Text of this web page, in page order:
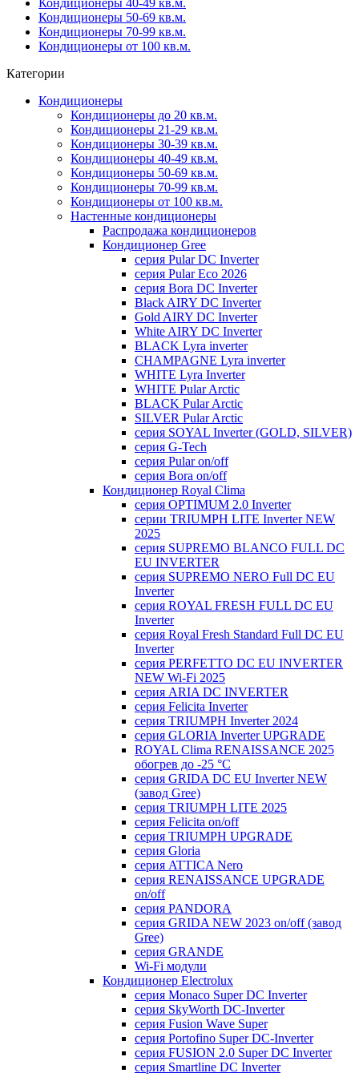
Кондиционеры 50-69 кв.м.
Кондиционеры 70-99 кв.м.
Кондиционеры от 100 кв.м.
Категории
Кондиционеры
Кондиционеры до 20 кв.м.
Кондиционеры 21-29 кв.м.
Кондиционеры 30-39 кв.м.
Кондиционеры 40-49 кв.м.
Кондиционеры 50-69 кв.м.
Кондиционеры 70-99 кв.м.
Кондиционеры от 100 кв.м.
Настенные кондиционеры
Распродажа кондиционеров
Кондиционер Gree
серия Pular DC Inverter
серия Pular Eco 2026
серия Bora DC Inverter
Black AIRY DC Inverter
Gold AIRY DC Inverter
White AIRY DC Inverter
BLACK Lyra inverter
CHAMPAGNE Lyra inverter
WHITE Lyra Inverter
WHITE Pular Arctic
BLACK Pular Arctic
SILVER Pular Arctic
серия SOYAL Inverter (GOLD, SILVER)
серия G-Tech
серия Pular on/off
серия Bora on/off
Кондиционер Royal Clima
серия OPTIMUM 2.0 Inverter
серии TRIUMPH LITE Inverter NEW
2025
серия SUPREMO BLANCO FULL DC
EU INVERTER
серия SUPREMO NERO Full DC EU
Inverter
серия ROYAL FRESH FULL DC EU
Inverter
серия Royal Fresh Standard Full DC EU
Inverter
серия PERFETTO DC EU INVERTER
NEW Wi-Fi 2025
серия ARIA DC INVERTER
серия Felicita Inverter
серия TRIUMPH Inverter 2024
серия GLORIA Inverter UPGRADE
ROYAL Clima RENAISSANCE 2025
обогрев до -25 °С
серия GRIDA DC EU Inverter NEW
(завод Gree)
серия TRIUMPH LITE 2025
серия Felicita on/off
серия TRIUMPH UPGRADE
серия Gloria
серия ATTICA Nero
серия RENAISSANCE UPGRADE
on/off
серия PANDORA
серия GRIDA NEW 2023 on/off (завод
Gree)
серия GRANDE
Wi-Fi модули
Кондиционер Electrolux
серия Monaco Super DC Inverter
серия SkyWorth DC-Inverter
серия Fusion Wave Super
серия Portofino Super DC-Inverter
серия FUSION 2.0 Super DC Іnverter
серия Smartline DC Inverter